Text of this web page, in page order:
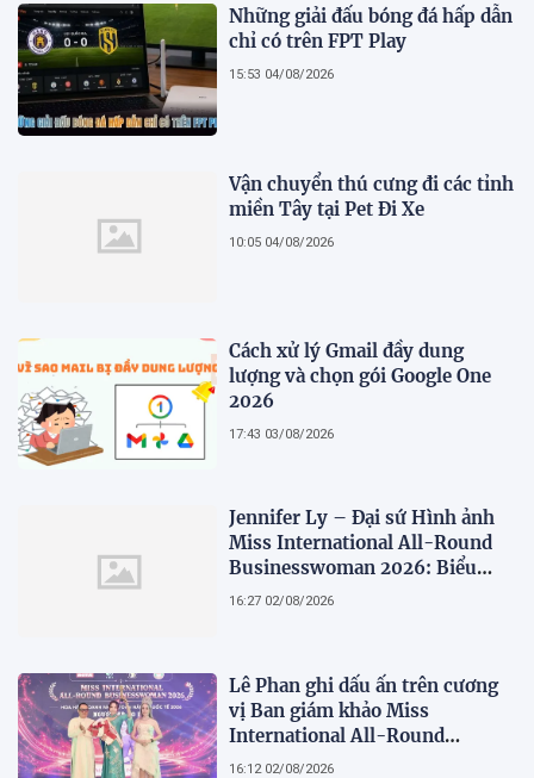
Những giải đấu bóng đá hấp dẫn
chỉ có trên FPT Play
15:53 04/08/2026
Vận chuyển thú cưng đi các tỉnh
miền Tây tại Pet Đi Xe
10:05 04/08/2026
Cách xử lý Gmail đầy dung
lượng và chọn gói Google One
2026
17:43 03/08/2026
Jennifer Ly – Đại sứ Hình ảnh
Miss International All-Round
Businesswoman 2026: Biểu
tượng của nhan sắc, trí tuệ và
16:27 02/08/2026
Lê Phan ghi dấu ấn trên cương
vị Ban giám khảo Miss
International All-Round
Businesswoman 2026: Thanh
16:12 02/08/2026